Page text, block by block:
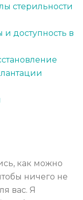
стерильности
и доступность в
как можно
ничего не
вас. Я